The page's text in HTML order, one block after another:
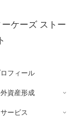
ケーズ ストー
フィール
資産形成
サービス